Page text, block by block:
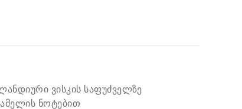
ვისკის საფუძველზე
ნოტებით